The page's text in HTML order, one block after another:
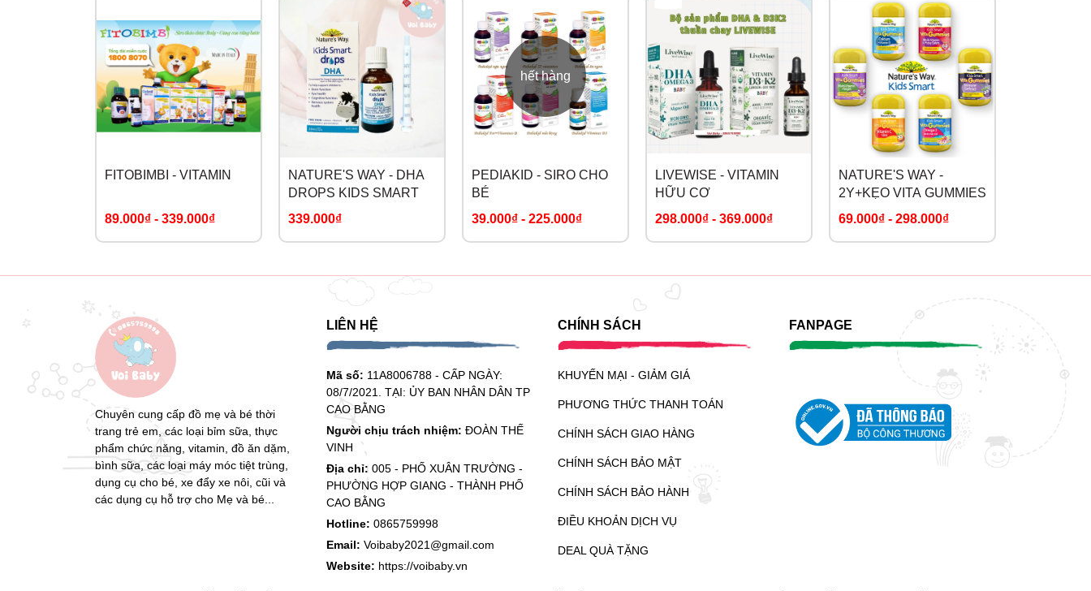
FITOBIMBI - VITAMIN
89.000₫ - 339.000₫
NATURE'S WAY - DHA
DROPS KIDS SMART
339.000₫
hết hàng
PEDIAKID - SIRO CHO
BÉ
39.000₫ - 225.000₫
LIVEWISE - VITAMIN
HỮU CƠ
298.000₫ - 369.000₫
NATURE'S WAY -
2Y+KẸO VITA GUMMIES
69.000₫ - 298.000₫
Chuyên cung cấp đồ mẹ và bé thời
trang trẻ em, các loại bỉm sữa, thực
phẩm chức năng, vitamin, đồ ăn dặm,
bình sữa, các loại máy móc tiệt trùng,
dụng cụ cho bé, xe đẩy xe nôi, cũi và
các dụng cụ hỗ trợ cho Mẹ và bé...
LIÊN HỆ
Mã số: 11A8006788 - CẤP NGÀY:
08/7/2021. TẠI: ỦY BAN NHÂN DÂN TP
CAO BẰNG
Người chịu trách nhiệm: ĐOÀN THẾ
VINH
Địa chỉ: 005 - PHỐ XUÂN TRƯỜNG -
PHƯỜNG HỢP GIANG - THÀNH PHỐ
CAO BẰNG
Hotline: 0865759998
Email: Voibaby2021@gmail.com
Website: https://voibaby.vn
CHÍNH SÁCH
KHUYẾN MẠI - GIẢM GIÁ
PHƯƠNG THỨC THANH TOÁN
CHÍNH SÁCH GIAO HÀNG
CHÍNH SÁCH BẢO MẬT
CHÍNH SÁCH BẢO HÀNH
ĐIỀU KHOẢN DỊCH VỤ
DEAL QUÀ TẶNG
FANPAGE